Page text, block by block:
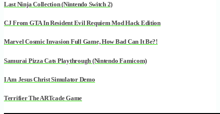
Last Ninja Collection (Nintendo Switch 2)
CJ From GTA In Resident Evil Requiem Mod Hack Edition
Marvel Cosmic Invasion Full Game, How Bad Can It Be?!
Samurai Pizza Cats Playthrough (Nintendo Famicom)
I Am Jesus Christ Simulator Demo
Terrifier The ARTcade Game